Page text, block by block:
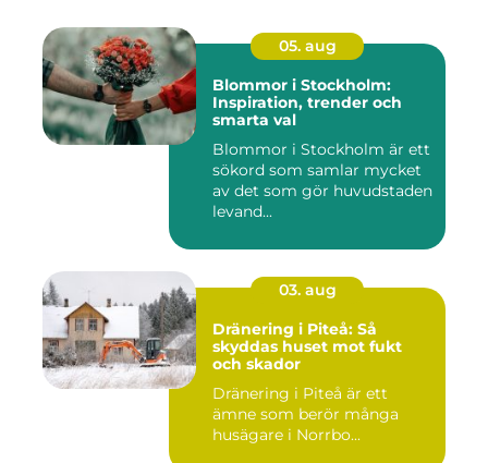
05. aug
Blommor i Stockholm:
Inspiration, trender och
smarta val
Blommor i Stockholm är ett
sökord som samlar mycket
av det som gör huvudstaden
levand...
03. aug
Dränering i Piteå: Så
skyddas huset mot fukt
och skador
Dränering i Piteå är ett
ämne som berör många
husägare i Norrbo...